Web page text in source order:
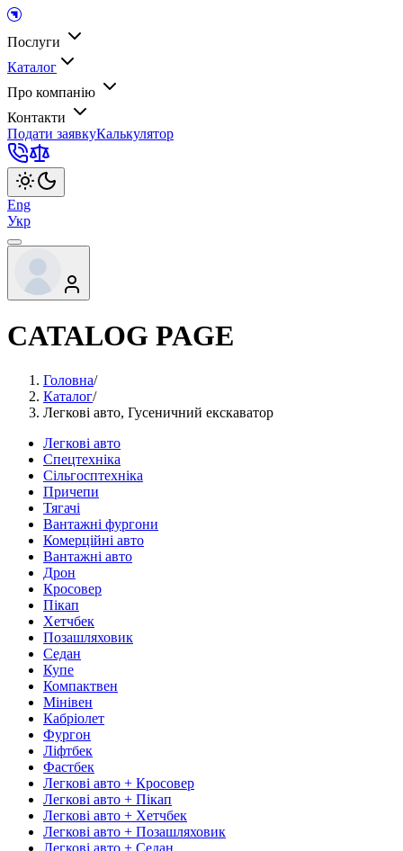
Послуги
Каталог
Про компанію
Контакти
Подати заявкуКалькулятор
Eng
Укр
CATALOG PAGE
Головна/
Каталог/
Легкові авто, Гусеничний екскаватор
Легкові авто
Спецтехніка
Сільгосптехніка
Причепи
Тягачі
Вантажні фургони
Комерційні авто
Вантажні авто
Дрон
Кросовер
Пікап
Хетчбек
Позашляховик
Седан
Купе
Компактвен
Мінівен
Кабріолет
Фургон
Ліфтбек
Фастбек
Легкові авто + Кросовер
Легкові авто + Пікап
Легкові авто + Хетчбек
Легкові авто + Позашляховик
Легкові авто + Седан